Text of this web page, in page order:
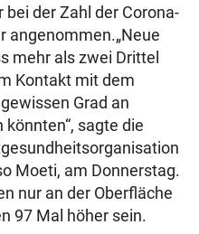
der Zahl der Corona-
angenommen.„Neue
mehr als zwei Drittel
Kontakt mit dem
Grad an
sagte die
Moeti, am Donnerstag.
nur an der Oberfläche
97 Mal höher sein.